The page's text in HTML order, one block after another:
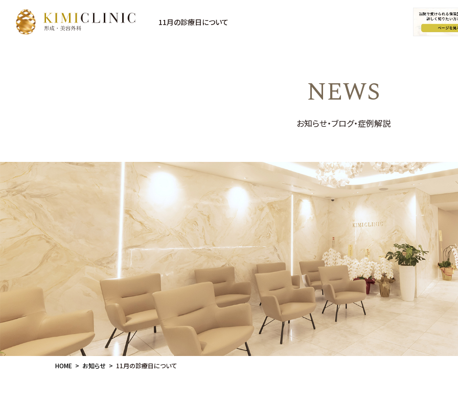
11月の診療日について
NEWS
お知らせ・ブログ・症例解説
HOME お知らせ 11月の診療日について